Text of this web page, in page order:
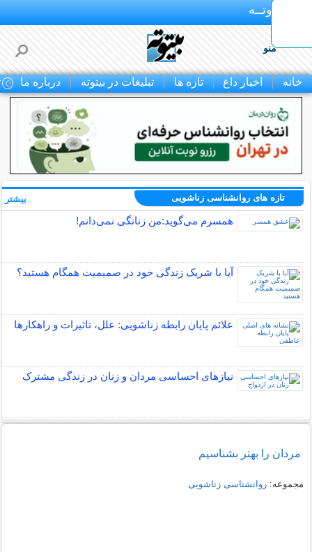
بـیتوتــه
منو
خانه اخبار داغ تازه ها تبلیغات در بیتوته درباره ما
تازه های روانشناسی زناشویی
همسرم می‌گوید:من زنانگی نمی‌دانم!
آیا با شریک زندگی خود در صمیمیت همگام هستید؟
علائم پایان رابطه زناشویی: علل، تاثیرات و راهکارها
نیازهای احساسی مردان و زنان در زندگی مشترک
بیشتر
مردان را بهتر بشناسیم
مجموعه:روانشناسی زناشویی